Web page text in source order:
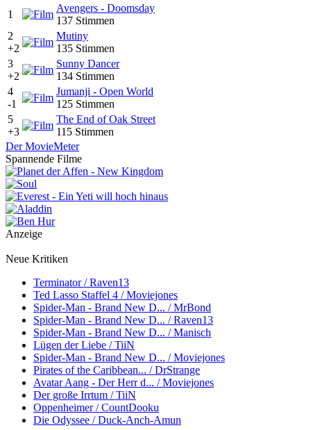
1
Avengers - Doomsday
137 Stimmen
2
+2
Mutiny
135 Stimmen
3
+2
Sunny Dancer
134 Stimmen
4
-1
Jumanji - Open World
125 Stimmen
5
+3
The End of Oak Street
115 Stimmen
Der MovieMeter
Spannende Filme
Anzeige
Neue Kritiken
Terminator / Raven13
Ted Lasso Staffel 4 / Moviejones
Spider-Man - Brand New D... / MrBond
Spider-Man - Brand New D... / Raven13
Spider-Man - Brand New D... / Manisch
Lügen der Liebe / TiiN
Spider-Man - Brand New D... / Moviejones
Pirates of the Caribbean... / DrStrange
Avatar Aang - Der Herr d... / Moviejones
Der große Irrtum / TiiN
Oppenheimer / CountDooku
Die Odyssee / Duck-Anch-Amun